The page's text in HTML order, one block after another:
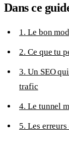
Dans ce
1. Le bon
2. Ce que tu
3. Un SEO
trafic
4. Le tunnel
5. Les